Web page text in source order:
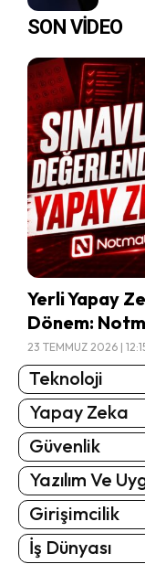
SON VİDEO
Yerli Yapay
Dönem:
23 TEMMUZ 2026 |
Teknoloji
Yapay Zeka
Güvenlik
Yazılım Ve
Girişimcilik
İş Dünyası